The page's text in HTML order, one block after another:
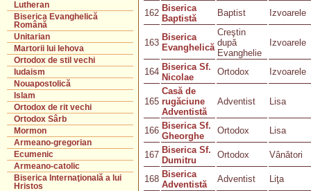
Lutheran
Biserica Evanghelică
Română
Unitarian
Martorii lui Iehova
Ortodox de stil vechi
Iudaism
Nouapostolică
Islam
Ortodox de rit vechi
Ortodox Sârb
Mormon
Armeano-gregorian
Ecumenic
Armeano-catolic
Biserica Internaţională a lui
Hristos
162 Biserica
Baptistă
Baptist Izvoarele
163
Biserica
Evanghelică
Creştin
după
Evanghelie
Izvoarele
164 Biserica Sf.
Nicolae
Ortodox Izvoarele
165
Casă de
rugăciune
Adventistă
Adventist Lisa
166 Biserica Sf.
Gheorghe
Ortodox Lisa
167 Biserica Sf.
Dumitru
Ortodox Vânători
168 Biserica
Adventistă
Adventist Liţa